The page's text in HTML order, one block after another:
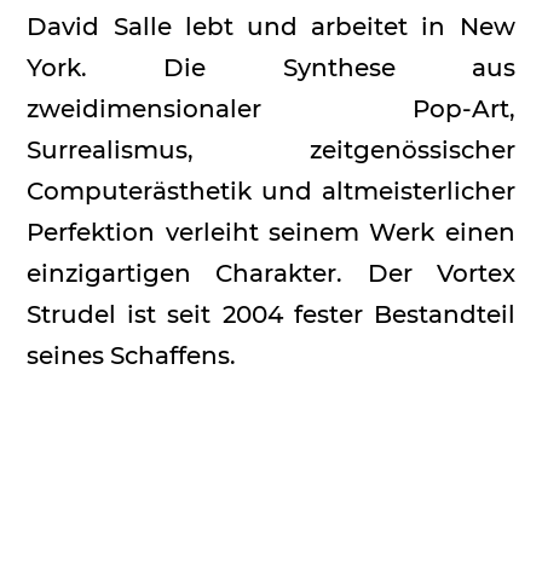
David Salle lebt und arbeitet in New
York. Die Synthese aus
zweidimensionaler Pop-Art,
Surrealismus, zeitgenössischer
Computerästhetik und altmeisterlicher
Perfektion verleiht seinem Werk einen
einzigartigen Charakter. Der Vortex
Strudel ist seit 2004 fester Bestandteil
seines Schaffens.